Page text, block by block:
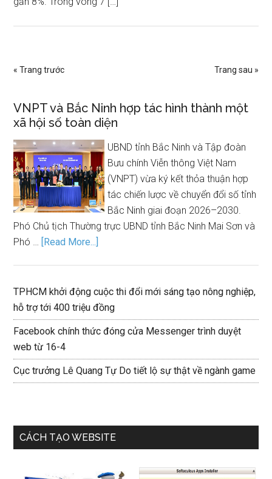
« Trang trước Trang sau »
VNPT và Bắc Ninh hợp tác hình thành một
xã hội số toàn diện
UBND tỉnh Bắc Ninh và Tập đoàn
Bưu chính Viễn thông Việt Nam
(VNPT) vừa ký kết thỏa thuận hợp
tác chiến lược về chuyển đổi số tỉnh
Bắc Ninh giai đoạn 2026–2030.
Phó Chủ tịch Thường trực UBND tỉnh Bắc Ninh Mai Sơn và
Phó … [Read More...]
TPHCM khởi động cuộc thi đổi mới sáng tạo nông nghiệp,
hỗ trợ tới 400 triệu đồng
Facebook chính thức đóng cửa Messenger trình duyệt
web từ 16-4
Cục trưởng Lê Quang Tự Do tiết lộ sự thật về ngành game
CÁCH TẠO WEBSITE